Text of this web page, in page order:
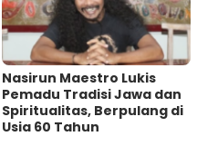
‎Nasirun Maestro Lukis
Pemadu Tradisi Jawa dan
Spiritualitas, Berpulang di
Usia 60 Tahun